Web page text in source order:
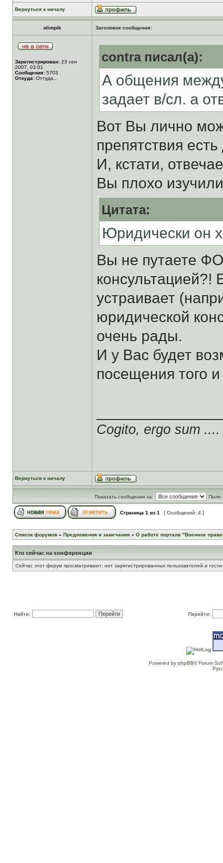
Вернуться к началу
olimpik Заголовок сообщения:
Зарегистрирован: 23 сен
2007, 03:01
Сообщения: 5703
Откуда: Оттуда...
contra писал(а):
А общения
задает в/сл. а
Вот Вы лично
препятствия
И, кстати,
Вы плохо
Цитата:
Юридически он
Вы не путаете
устраивает
юридической
очень рады.
И у Вас будет
посещения того и
Cogito, ergo sum ....
Вернуться к началу
Показать сообщения за: Поле
Страница 1 из 1 [ Сообщений: 4 ]
Список форумов » Предложения и замечания » О работе портала "Военное
Кто сейчас на конференции
Сейчас этот форум просматривают: нет зарегистрированных пользователей и
Найти: Перейти:
Powered by phpBB® Forum